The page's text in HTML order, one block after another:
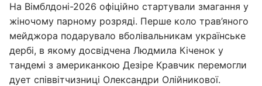
На Вімблдоні-2026 офіційно стартували змагання у
жіночому парному розряді. Перше коло трав’яного
мейджора подарувало вболівальникам українське
дербі, в якому досвідчена Людмила Кіченок у
тандемі з американкою Дезіре Кравчик перемогли
дует співвітчизниці Олександри Олійникової.